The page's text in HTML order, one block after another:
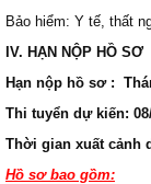
Bảo hiểm: Y tế, thất
IV. HẠN NỘP HỒ SƠ
Hạn nộp hồ sơ :
Thi tuyển dự kiến:
Thời gian xuất cảnh
Hồ sơ bao gồm: